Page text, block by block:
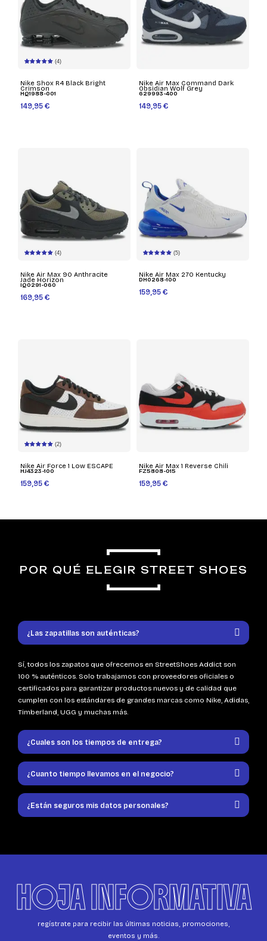
(4)
Nike Shox R4 Black Bright
Crimson
HQ1988-001
149,95 €
Nike Air Max Command Dark
Obsidian Wolf Grey
629993-400
149,95 €
(4)
Nike Air Max 90 Anthracite
Jade Horizon
IQ0291-060
169,95 €
(5)
Nike Air Max 270 Kentucky
DH0268-100
159,95 €
(2)
Nike Air Force 1 Low ESCAPE
HJ4323-100
159,95 €
Nike Air Max 1 Reverse Chili
FZ5808-015
159,95 €
POR QUÉ ELEGIR STREET SHOES
¿Las zapatillas son auténticas?
Sí, todos los zapatos que ofrecemos en StreetShoes Addict son
100 % auténticos. Solo trabajamos con proveedores oficiales o
certificados para garantizar productos nuevos y de calidad que
cumplen con los estándares de grandes marcas como Nike, Adidas,
Timberland, UGG y muchas más.
¿Cuales son los tiempos de entrega?
¿Cuanto tiempo llevamos en el negocio?
¿Están seguros mis datos personales?
HOJA INFORMATIVA
regístrate para recibir las últimas noticias, promociones,
eventos y más.